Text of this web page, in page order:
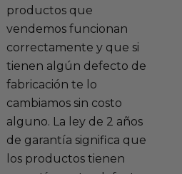
productos que
vendemos funcionan
correctamente y que si
tienen algún defecto de
fabricación te lo
cambiamos sin costo
alguno. La ley de 2 años
de garantía significa que
los productos tienen